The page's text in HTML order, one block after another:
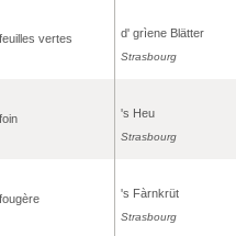
feuilles vertes d' grìene Blätter
Strasbourg
foin 's Heu
Strasbourg
fougère 's Fàrnkrüt
Strasbourg